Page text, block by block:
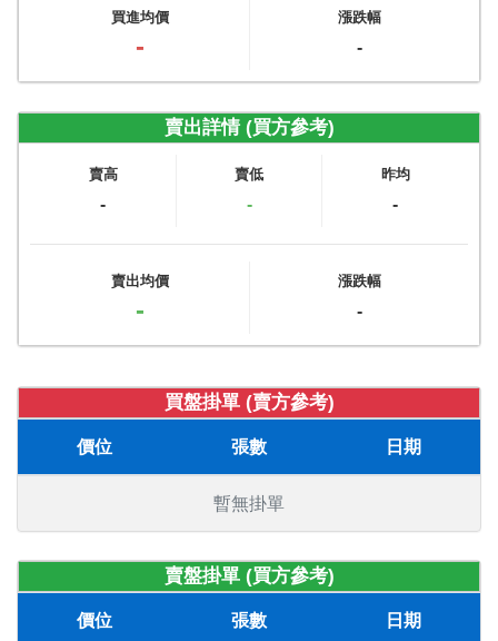
買進均價
-
漲跌幅
-
賣出詳情 (買方參考)
賣高
-
賣低
-
昨均
-
賣出均價
-
漲跌幅
-
買盤掛單 (賣方參考)
價位 張數 日期
暫無掛單
賣盤掛單 (買方參考)
價位 張數 日期